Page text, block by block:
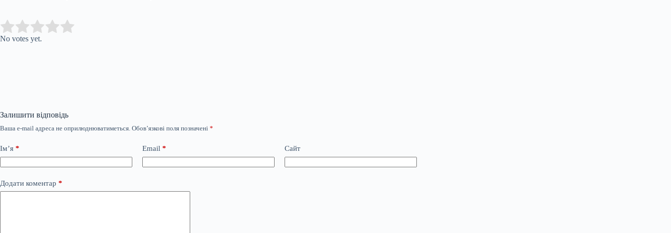
Rate this item:
No votes yet.
Залишити відповідь
Ваша e-mail адреса не оприлюднюватиметься. Обов’язкові поля позначені *
Ім’я * Email * Сайт
Додати коментар *